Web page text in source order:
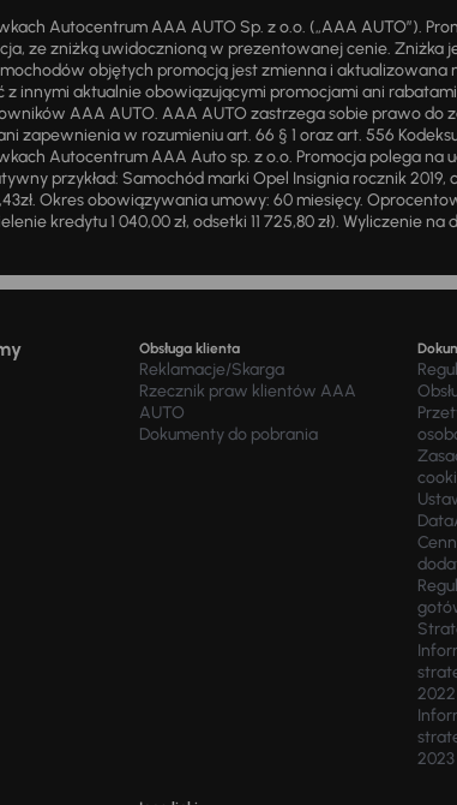
Autocentrum AAA AUTO Sp. z o.o. („AAA AUTO”).
ze zniżką uwidocznioną w prezentowanej cenie. Zniżka
objętych promocją jest zmienna i
z innymi aktualnie obowiązującymi promocjami ani
AAA AUTO. AAA AUTO zastrzega sobie prawo
zapewnienia w rozumieniu art. 66 § 1 oraz art. 556
Autocentrum AAA Auto sp. z o.o. Promocja polega na
przykład: Samochód marki Opel Insignia rocznik 2019,
Okres obowiązywania umowy: 60 miesięcy.
kredytu 1 040,00 zł, odsetki 11 725,80 zł). Wyliczenie
Obsługa klienta
Reklamacje/Skarga
Rzecznik praw klientów AAA
AUTO
Dokumenty do pobrania
2022
2023